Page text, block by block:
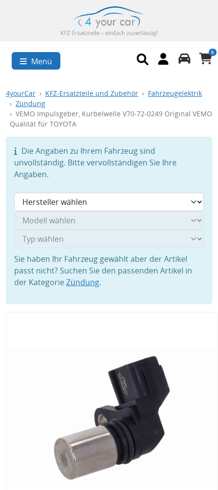
Menü
0
4yourCar KFZ-Ersatzteile und Zubehör
Fahrzeugelektrik
Zündung
VEMO Impulsgeber, Kurbelwelle V70-72-0249 Original VEMO
Qualität für TOYOTA
Die Angaben zu Ihrem Fahrzeug sind
unvollständig. Bitte vervollständigen Sie Ihre
Angaben.
Sie haben Ihr Fahrzeug gewählt aber der Artikel
passt nicht? Suchen Sie den passenden Artikel in
der KategorieZündung.